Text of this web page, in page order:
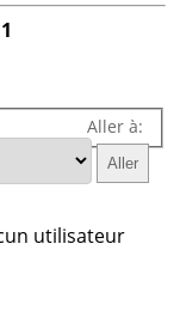
1
Aller à:
utilisateur